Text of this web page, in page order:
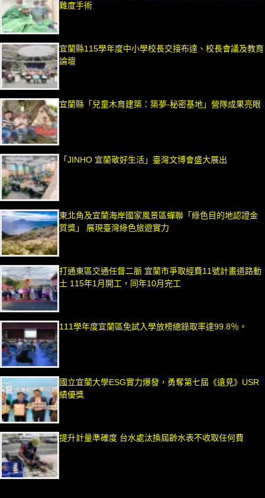
難度手術
宜蘭縣115學年度中小學校長交接布達、校長會議及教育
論壇
宜蘭縣「兒童木育建築：築夢-秘密基地」營隊成果亮眼
「JINHO 宜蘭敬好生活」臺灣文博會盛大展出
東北角及宜蘭海岸國家風景區蟬聯「綠色目的地認證金
質獎」 展現臺灣綠色旅遊實力
打通東區交通任督二脈 宜蘭市爭取經費11號計畫道路動
土 115年1月開工，同年10月完工
111學年度宜蘭區免試入學放榜總錄取率達99.8％。
國立宜蘭大學ESG實力爆發，勇奪第七屆《遠見》USR
績優獎
提升計量準確度 台水處汰換屆齡水表不收取任何費